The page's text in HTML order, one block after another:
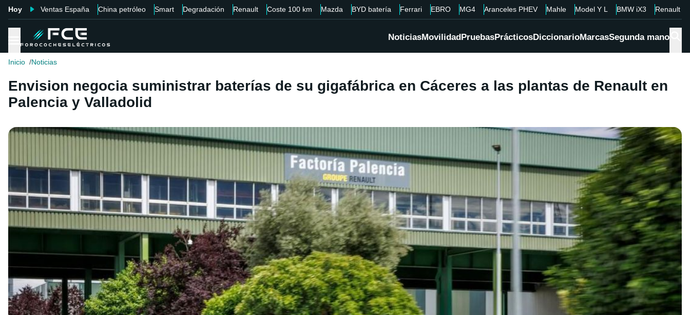
Hoy Ventas España China petróleo Smart Degradación Renault Coste 100 km Mazda BYD batería Ferrari EBRO MG4 Aranceles PHEV Mahle Model Y L BMW iX3 Renault
NoticiasMovilidadPruebasPrácticosDiccionarioMarcasSegunda mano
Inicio Noticias
Envision negocia suministrar baterías de su gigafábrica en Cáceres a las plantas de Renault en
Palencia y Valladolid